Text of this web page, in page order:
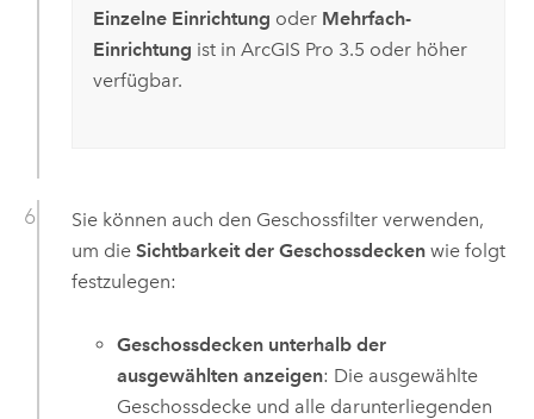
Einzelne Einrichtung oder Mehrfach-
Einrichtung ist in ArcGIS Pro 3.5 oder höher
verfügbar.
Sie können auch den Geschossfilter verwenden,
um die Sichtbarkeit der Geschossdeckenwie folgt
festzulegen:
Geschossdecken unterhalb der
ausgewählten anzeigen: Die ausgewählte
Geschossdecke und alle darunterliegenden